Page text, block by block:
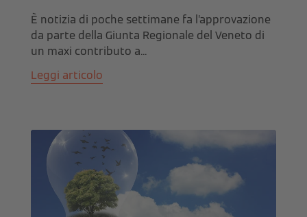
È notizia di poche settimane fa l’approvazione
da parte della Giunta Regionale del Veneto di
un maxi contributo a...
Leggi articolo